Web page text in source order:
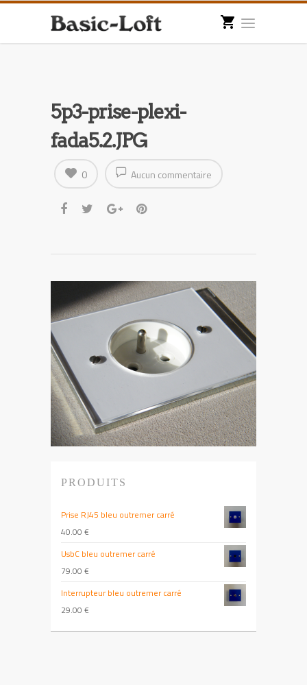
5p3-prise-plexi-
fada5.2.JPG
Aucun commentaire
0
PRODUITS
Prise RJ45 bleu outremer carré
40.00 €
UsbC bleu outremer carré
79.00 €
Interrupteur bleu outremer carré
29.00 €